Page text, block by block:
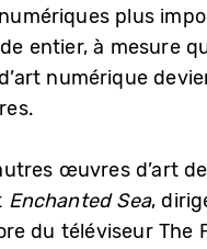
plus
entier, à mesure
numérique
œuvres d’art
Enchanted Sea,
du téléviseur The